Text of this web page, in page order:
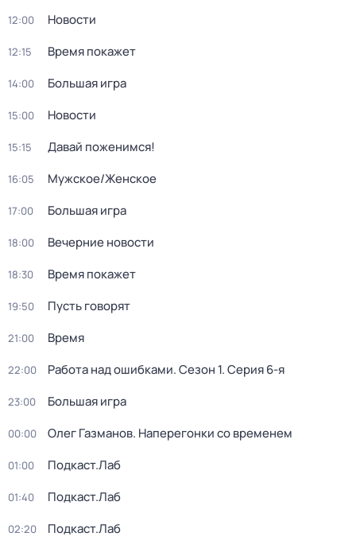
12:00 Новости
12:15 Время покажет
14:00 Большая игра
15:00 Новости
15:15 Давай поженимся!
16:05 Мужское/Женское
17:00 Большая игра
18:00 Вечерние новости
18:30 Время покажет
19:50 Пусть говорят
21:00 Время
22:00 Работа над ошибками. Сезон 1. Серия 6-я
23:00 Большая игра
00:00 Олег Газманов. Наперегонки со временем
01:00 Подкаст.Лаб
01:40 Подкаст.Лаб
02:20 Подкаст.Лаб